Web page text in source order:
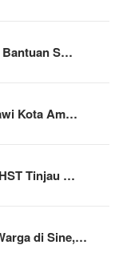
Bantuan S…
Kota Am…
Tinjau …
di Sine,…